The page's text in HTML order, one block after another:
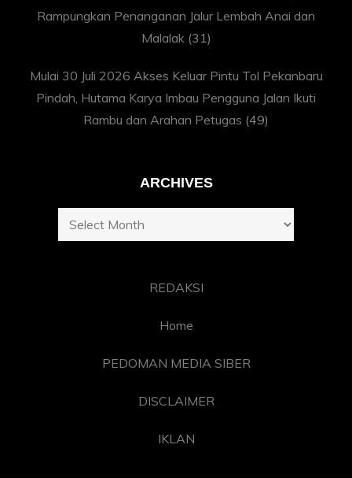
Rampungkan Penanganan Jalur Lembah Anai dan
Malalak (31)
Mulai 30 Juli 2026 Akses Keluar Pintu Tol Pekanbaru
Pindah, Hutama Karya Imbau Pengguna Jalan Ikuti
Rambu dan Arahan Petugas (49)
ARCHIVES
Archives
REDAKSI
Home
PEDOMAN MEDIA SIBER
DISCLAIMER
IKLAN